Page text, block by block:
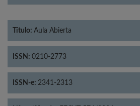
Título: Aula Abierta
ISSN: 0210-2773
ISSN-e: 2341-2313